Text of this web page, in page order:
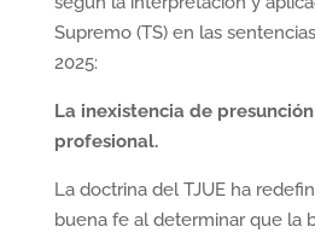
Supremo (TS) en las
2025:
La inexistencia de
profesional.
La doctrina del TJUE ha
buena fe al determinar que la